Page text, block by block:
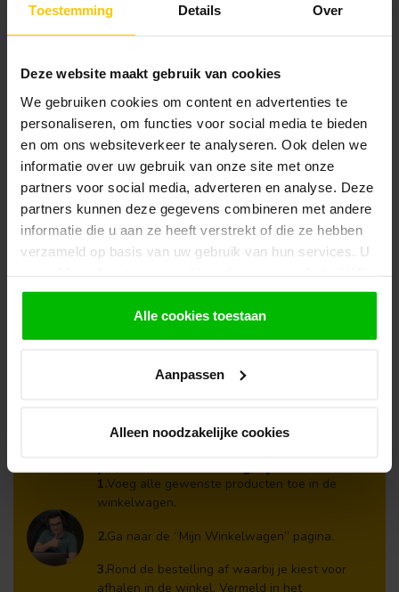
Toestemming Details Over
Deze website maakt gebruik van cookies
We gebruiken cookies om content en advertenties te
personaliseren, om functies voor social media te bieden
en om ons websiteverkeer te analyseren. Ook delen we
informatie over uw gebruik van onze site met onze
partners voor social media, adverteren en analyse. Deze
partners kunnen deze gegevens combineren met andere
informatie die u aan ze heeft verstrekt of die ze hebben
verzameld op basis van uw gebruik van hun services. U
gebruiken.
Alle cookies toestaan
Aanpassen
Alleen noodzakelijke cookies
Kunststof vloerdrager
€4,10
€3,15
TUINDECO
Douglas Vlonderplank
28x140mm Met Profiel
Op voorraad in webshop
€15,95
TUINDECO
Hapax FIXING Pro Clips |
Onzichtbare Montage
Vlonderplanken
Op voorraad in webshop
€107,95
Klantenservice
Heb je een vraag? Stel je vraag via onze chat,
contact op met deklantenservice
1.Voeg alle gewenste producten toe in de
winkelwagen.
2.Ga naar de “Mijn Winkelwagen” pagina.
3.Rond de bestelling af waarbij je kiest voor
afhalen in de winkel. Vermeld in het